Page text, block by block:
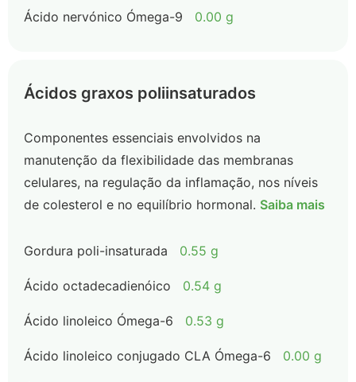
Ácido nervónico Ómega-9 0.00 g
Ácidos graxos poliinsaturados
Componentes essenciais envolvidos na
manutenção da flexibilidade das membranas
celulares, na regulação da inflamação, nos níveis
de colesterol e no equilíbrio hormonal. Saiba mais
Gordura poli-insaturada 0.55 g
Ácido octadecadienóico 0.54 g
Ácido linoleico Ómega-6 0.53 g
Ácido linoleico conjugado CLA Ómega-6 0.00 g